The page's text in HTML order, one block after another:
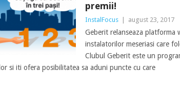
premii!
InstalFocus august 23, 2017
Geberit relanseaza platforma
instalatorilor meseriasi care
Clubul Geberit este un
si iti ofera posibilitatea sa aduni puncte cu care